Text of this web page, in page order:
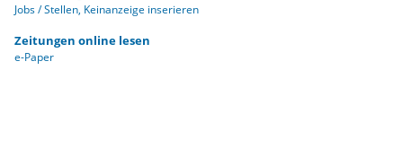
Jobs / Stellen Keinanzeige inserieren
Zeitungen online lesen
e-Paper